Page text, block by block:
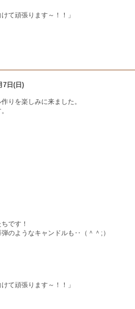
て頑張ります～！！」
7日(日)
りを楽しみに来ました。
です！
のようなキャンドルも‥（＾＾;）
て頑張ります～！！」